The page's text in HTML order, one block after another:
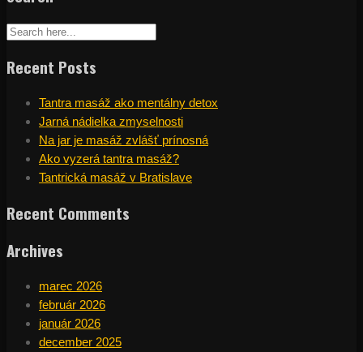
Recent Posts
Tantra masáž ako mentálny detox
Jarná nádielka zmyselnosti
Na jar je masáž zvlášť prínosná
Ako vyzerá tantra masáž?
Tantrická masáž v Bratislave
Recent Comments
Archives
marec 2026
február 2026
január 2026
december 2025